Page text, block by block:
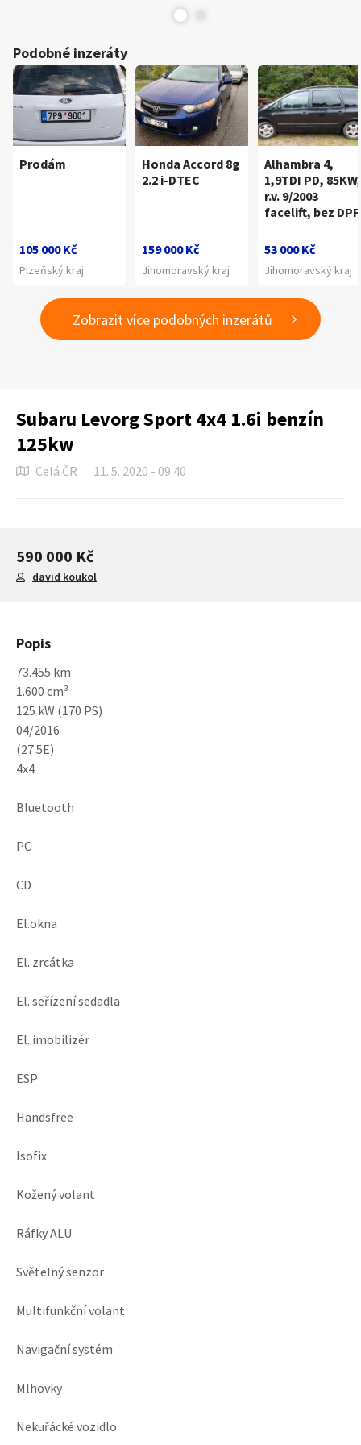
Podobné inzeráty
Prodám
105 000 Kč
Plzeňský kraj
Honda Accord 8g
2.2 i-DTEC
159 000 Kč
Jihomoravský kraj
Alhambra 4,
1,9TDI PD, 85KW,
r.v. 9/2003
facelift, bez DPF
53 000 Kč
Jihomoravský kraj
Zobrazit více podobných inzerátů
Subaru Levorg Sport 4x4 1.6i benzín
125kw
Celá ČR 11. 5. 2020 - 09:40
590 000 Kč
david koukol
Popis
73.455 km
1.600 cm³
125 kW (170 PS)
04/2016
(27.5E)
4x4
Bluetooth
PC
CD
El.okna
El. zrcátka
El. seřízení sedadla
El. imobilizér
ESP
Handsfree
Isofix
Kožený volant
Ráfky ALU
Světelný senzor
Multifunkční volant
Navigační systém
Mlhovky
Nekuřácké vozidlo